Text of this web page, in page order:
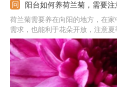
阳台如何养荷兰菊，需要注
荷兰菊需要养在向阳的地方，在
需求，也能利于花朵开放，注意
了生长，提供疏松的沙质土壤，
生长期每隔半个月施次饼肥。还需
干后浇水，保持好水量。